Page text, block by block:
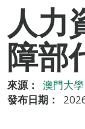
人力
障部
來源：
澳門大學
發布日期：